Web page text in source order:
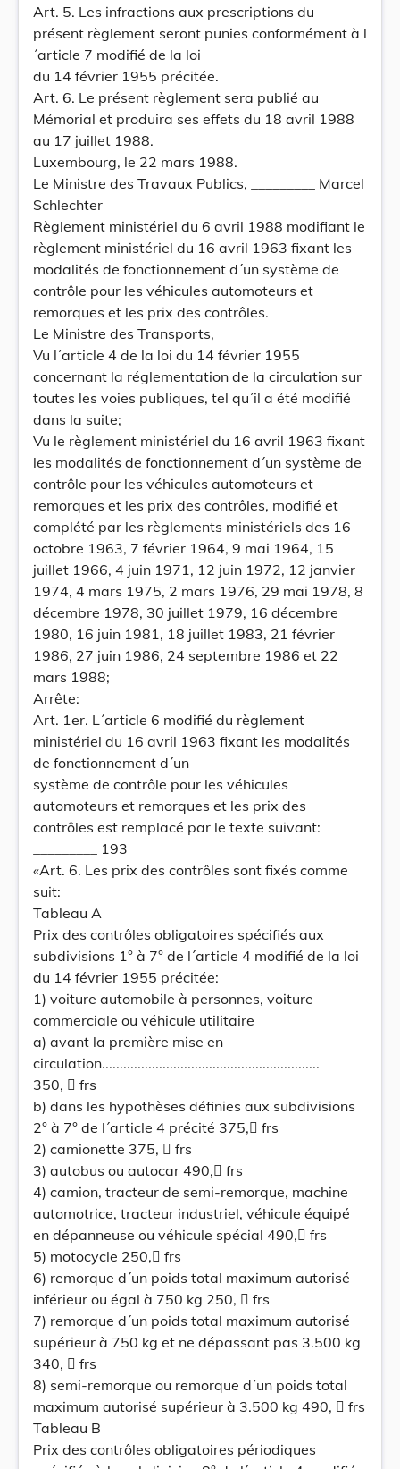
Art. 5. Les infractions aux prescriptions du
présent règlement seront punies conformément à l
´article 7 modifié de la loi
du 14 février 1955 précitée.
Art. 6. Le présent règlement sera publié au
Mémorial et produira ses effets du 18 avril 1988
au 17 juillet 1988.
Luxembourg, le 22 mars 1988.
Le Ministre des Travaux Publics, _________ Marcel
Schlechter
Règlement ministériel du 6 avril 1988 modifiant le
règlement ministériel du 16 avril 1963 fixant les
modalités de fonctionnement d´un système de
contrôle pour les véhicules automoteurs et
remorques et les prix des contrôles.
Le Ministre des Transports,
Vu l´article 4 de la loi du 14 février 1955
concernant la réglementation de la circulation sur
toutes les voies publiques, tel qu´il a été modifié
dans la suite;
Vu le règlement ministériel du 16 avril 1963 fixant
les modalités de fonctionnement d´un système de
contrôle pour les véhicules automoteurs et
remorques et les prix des contrôles, modifié et
complété par les règlements ministériels des 16
octobre 1963, 7 février 1964, 9 mai 1964, 15
juillet 1966, 4 juin 1971, 12 juin 1972, 12 janvier
1974, 4 mars 1975, 2 mars 1976, 29 mai 1978, 8
décembre 1978, 30 juillet 1979, 16 décembre
1980, 16 juin 1981, 18 juillet 1983, 21 février
1986, 27 juin 1986, 24 septembre 1986 et 22
mars 1988;
Arrête:
Art. 1er. L´article 6 modifié du règlement
ministériel du 16 avril 1963 fixant les modalités
de fonctionnement d´un
système de contrôle pour les véhicules
automoteurs et remorques et les prix des
contrôles est remplacé par le texte suivant:
_________ 193
«Art. 6. Les prix des contrôles sont fixés comme
suit:
Tableau A
Prix des contrôles obligatoires spécifiés aux
subdivisions 1° à 7° de l´article 4 modifié de la loi
du 14 février 1955 précitée:
1) voiture automobile à personnes, voiture
commerciale ou véhicule utilitaire
a) avant la première mise en
circulation.............................................................
350,  frs
b) dans les hypothèses définies aux subdivisions
2° à 7° de l´article 4 précité 375, frs
2) camionette 375,  frs
3) autobus ou autocar 490, frs
4) camion, tracteur de semi-remorque, machine
automotrice, tracteur industriel, véhicule équipé
en dépanneuse ou véhicule spécial 490, frs
5) motocycle 250, frs
6) remorque d´un poids total maximum autorisé
inférieur ou égal à 750 kg 250,  frs
7) remorque d´un poids total maximum autorisé
supérieur à 750 kg et ne dépassant pas 3.500 kg
340,  frs
8) semi-remorque ou remorque d´un poids total
maximum autorisé supérieur à 3.500 kg 490,  frs
Tableau B
Prix des contrôles obligatoires périodiques